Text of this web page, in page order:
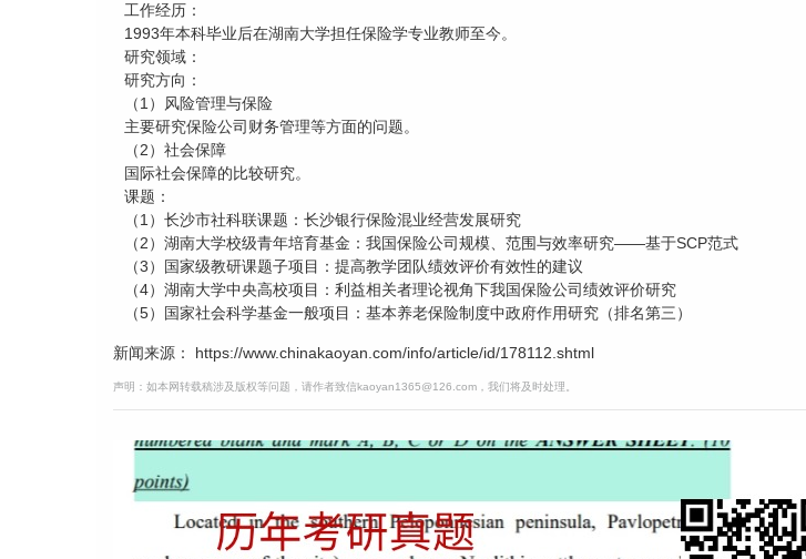
工作经历：
1993年本科毕业后在湖南大学担任保险学专业教师至今。
研究领域：
研究方向：
（1）风险管理与保险
主要研究保险公司财务管理等方面的问题。
（2）社会保障
国际社会保障的比较研究。
课题：
（1）长沙市社科联课题：长沙银行保险混业经营发展研究
（2）湖南大学校级青年培育基金：我国保险公司规模、范围与效率研究——基于SCP范式
（3）国家级教研课题子项目：提高教学团队绩效评价有效性的建议
（4）湖南大学中央高校项目：利益相关者理论视角下我国保险公司绩效评价研究
（5）国家社会科学基金一般项目：基本养老保险制度中政府作用研究（排名第三）
新闻来源： https://www.chinakaoyan.com/info/article/id/178112.shtml
声明：如本网转载稿涉及版权等问题，请作者致信kaoyan1365@126.com，我们将及时处理。